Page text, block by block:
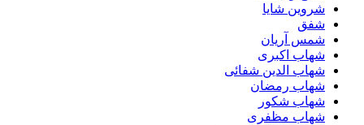
شروین شایا
شفق
شمس آریان
شهاب اکبری
شهاب الدین شفائی
شهاب رمضان
شهاب شکور
شهاب مظفری